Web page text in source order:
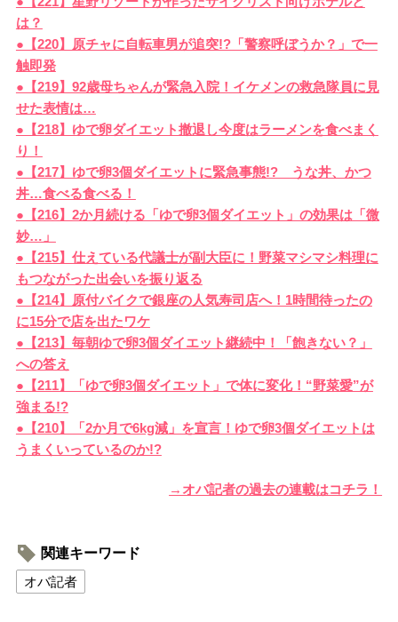
は？
●【220】原チャに自転車男が追突!?「警察呼ぼうか？」で一
触即発
●【219】92歳母ちゃんが緊急入院！イケメンの救急隊員に見
せた表情は…
●【218】ゆで卵ダイエット撤退し今度はラーメンを食べまく
り！
●【217】ゆで卵3個ダイエットに緊急事態!? うな丼、かつ
丼…食べる食べる！
●【216】2か月続ける「ゆで卵3個ダイエット」の効果は「微
妙…」
●【215】仕えている代議士が副大臣に！野菜マシマシ料理に
もつながった出会いを振り返る
●【214】原付バイクで銀座の人気寿司店へ！1時間待ったの
に15分で店を出たワケ
●【213】毎朝ゆで卵3個ダイエット継続中！「飽きない？」
への答え
●【211】「ゆで卵3個ダイエット」で体に変化！“野菜愛”が
強まる!?
●【210】「2か月で6kg減」を宣言！ゆで卵3個ダイエットは
うまくいっているのか!?
→オバ記者の過去の連載はコチラ！
関連キーワード
オバ記者